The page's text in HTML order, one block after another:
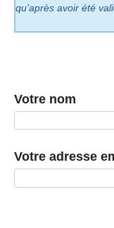
qu’après avoir été
Votre nom
Votre adresse